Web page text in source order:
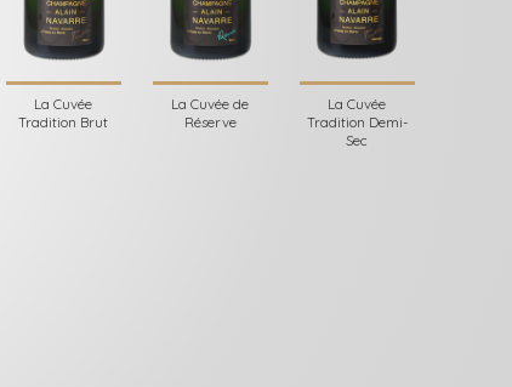
La Cuvée
Tradition Brut
La Cuvée de
Réserve
La Cuvée
Tradition Demi-
Sec